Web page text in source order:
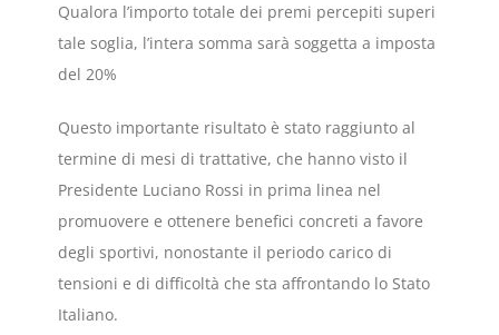
Qualora l’importo totale dei premi percepiti superi
tale soglia, l’intera somma sarà soggetta a imposta
del 20%
Questo importante risultato è stato raggiunto al
termine di mesi di trattative, che hanno visto il
Presidente Luciano Rossi in prima linea nel
promuovere e ottenere benefici concreti a favore
degli sportivi, nonostante il periodo carico di
tensioni e di difficoltà che sta affrontando lo Stato
Italiano.